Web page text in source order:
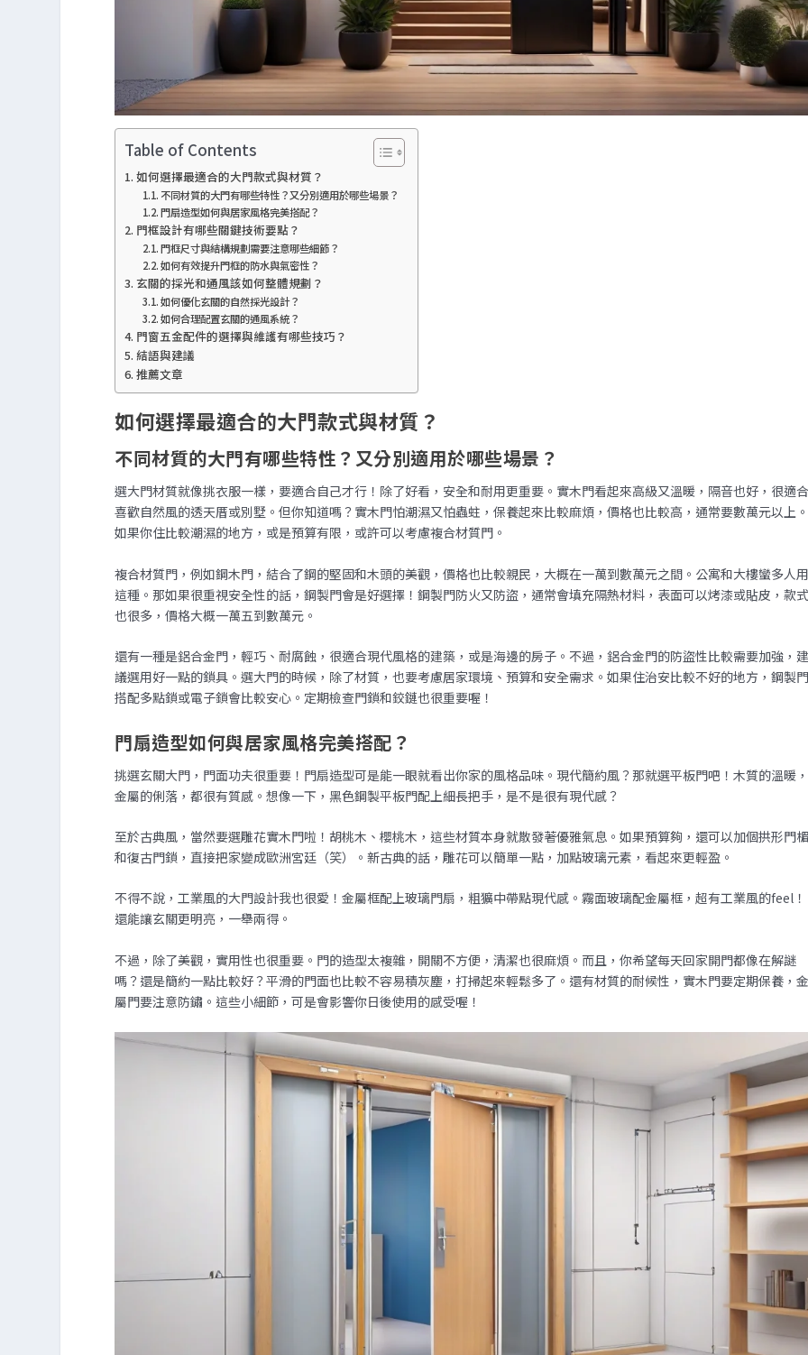
Table of Contents
如何選擇最適合的大門款式與材質？
不同材質的大門有哪些特性？又分別適用於哪些場景？
門扇造型如何與居家風格完美搭配？
門框設計有哪些關鍵技術要點？
門框尺寸與結構規劃需要注意哪些細節？
如何有效提升門框的防水與氣密性？
玄關的採光和通風該如何整體規劃？
如何優化玄關的自然採光設計？
如何合理配置玄關的通風系統？
門窗五金配件的選擇與維護有哪些技巧？
結語與建議
推薦文章
如何選擇最適合的大門款式與材質？
不同材質的大門有哪些特性？又分別適用於哪些場景？
選大門材質就像挑衣服一樣，要適合自己才行！除了好看，安全和耐用更重要。實木門看起來高級又溫暖，隔音也好，很適
喜歡自然風的透天厝或別墅。但你知道嗎？實木門怕潮濕又怕蟲蛀，保養起來比較麻煩，價格也比較高，通常要數萬元以上
如果你住比較潮濕的地方，或是預算有限，或許可以考慮複合材質門。
複合材質門，例如鋼木門，結合了鋼的堅固和木頭的美觀，價格也比較親民，大概在一萬到數萬元之間。公寓和大樓蠻多人
這種。那如果很重視安全性的話，鋼製門會是好選擇！鋼製門防火又防盜，通常會填充隔熱材料，表面可以烤漆或貼皮，款
也很多，價格大概一萬五到數萬元。
還有一種是鋁合金門，輕巧、耐腐蝕，很適合現代風格的建築，或是海邊的房子。不過，鋁合金門的防盜性比較需要加強，
議選用好一點的鎖具。選大門的時候，除了材質，也要考慮居家環境、預算和安全需求。如果住治安比較不好的地方，鋼製
搭配多點鎖或電子鎖會比較安心。定期檢查門鎖和鉸鏈也很重要喔！
門扇造型如何與居家風格完美搭配？
挑選玄關大門，門面功夫很重要！門扇造型可是能一眼就看出你家的風格品味。現代簡約風？那就選平板門吧！木質的溫暖
金屬的俐落，都很有質感。想像一下，黑色鋼製平板門配上細長把手，是不是很有現代感？
至於古典風，當然要選雕花實木門啦！胡桃木、櫻桃木，這些材質本身就散發著優雅氣息。如果預算夠，還可以加個拱形門
和復古門鎖，直接把家變成歐洲宮廷（笑）。新古典的話，雕花可以簡單一點，加點玻璃元素，看起來更輕盈。
不得不說，工業風的大門設計我也很愛！金屬框配上玻璃門扇，粗獷中帶點現代感。霧面玻璃配金屬框，超有工業風的feel！
還能讓玄關更明亮，一舉兩得。
不過，除了美觀，實用性也很重要。門的造型太複雜，開關不方便，清潔也很麻煩。而且，你希望每天回家開門都像在解謎
嗎？還是簡約一點比較好？平滑的門面也比較不容易積灰塵，打掃起來輕鬆多了。還有材質的耐候性，實木門要定期保養，
屬門要注意防鏽。這些小細節，可是會影響你日後使用的感受喔！